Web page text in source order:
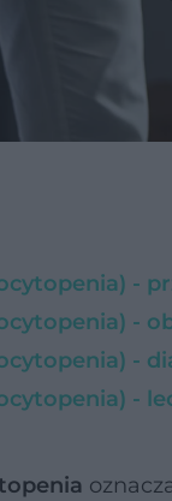
-
-
-
-